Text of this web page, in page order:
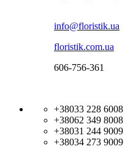
info@floristik.ua
floristik.com.ua
606-756-361
+38033 228 6008
+38062 349 8008
+38031 244 9009
+38034 273 9009